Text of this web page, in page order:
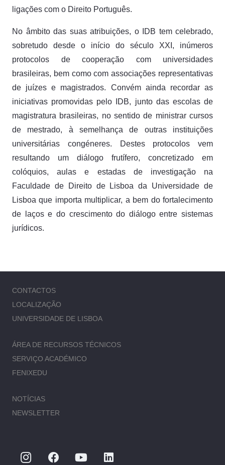
ligações com o Direito Português.
No âmbito das suas atribuições, o IDB tem celebrado,
sobretudo desde o início do século XXI, inúmeros
protocolos de cooperação com universidades
brasileiras, bem como com associações representativas
de juízes e magistrados. Convém ainda recordar as
iniciativas promovidas pelo IDB, junto das escolas de
magistratura brasileiras, no sentido de ministrar cursos
de mestrado, à semelhança de outras instituições
universitárias congéneres. Destes protocolos vem
resultando um diálogo frutífero, concretizado em
colóquios, aulas e estadas de investigação na
Faculdade de Direito de Lisboa da Universidade de
Lisboa que importa multiplicar, a bem do fortalecimento
de laços e do crescimento do diálogo entre sistemas
jurídicos.
CONTACTOS
LOCALIZAÇÃO
UNIVERSIDADE DE LISBOA
ÁREA DE RECURSOS TÉCNICOS
SERVIÇO ACADÉMICO
FENIXEDU
NOTÍCIAS
NEWSLETTER